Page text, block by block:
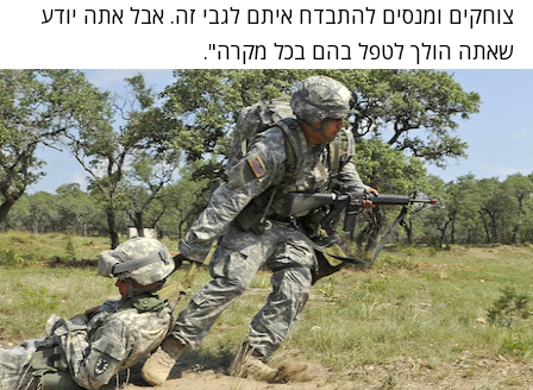
צוחקים ומנסים להתבדח איתם לגבי זה. אבל אתה יודע
שאתה הולך לטפל בהם בכל מקרה".